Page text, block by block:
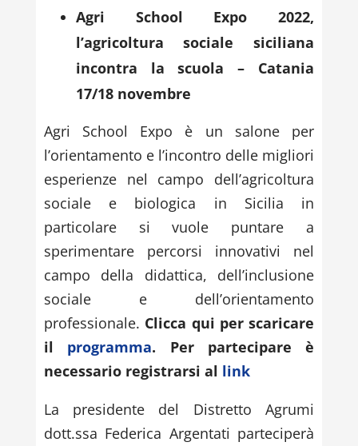
Agri School Expo 2022,
l’agricoltura sociale siciliana
incontra la scuola – Catania
17/18 novembre
Agri School Expo è un salone per
l’orientamento e l’incontro delle migliori
esperienze nel campo dell’agricoltura
sociale e biologica in Sicilia in
particolare si vuole puntare a
sperimentare percorsi innovativi nel
campo della didattica, dell’inclusione
sociale e dell’orientamento
professionale. Clicca qui per scaricare
il programma. Per partecipare è
necessario registrarsi al link
La presidente del Distretto Agrumi
dott.ssa Federica Argentati parteciperà